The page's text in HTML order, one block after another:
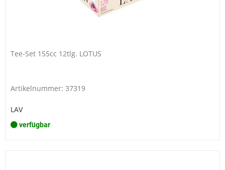
Tee-Set 155cc 12tlg. LOTUS
Artikelnummer: 37319
LAV
verfügbar